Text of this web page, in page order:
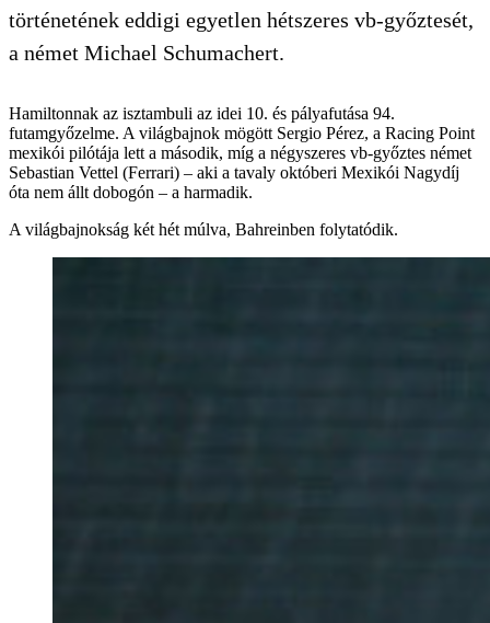
történetének eddigi egyetlen hétszeres vb-győztesét,
a német Michael Schumachert.
Hamiltonnak az isztambuli az idei 10. és pályafutása 94.
futamgyőzelme. A világbajnok mögött Sergio Pérez, a Racing Point
mexikói pilótája lett a második, míg a négyszeres vb-győztes német
Sebastian Vettel (Ferrari) – aki a tavaly októberi Mexikói Nagydíj
óta nem állt dobogón – a harmadik.
A világbajnokság két hét múlva, Bahreinben folytatódik.